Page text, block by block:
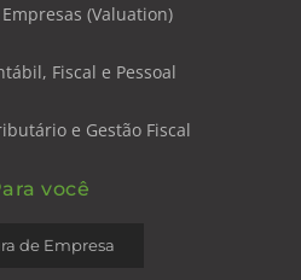
(Valuation)
Fiscal e Pessoal
e Gestão Fiscal
você
de Empresa